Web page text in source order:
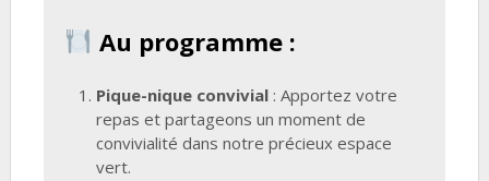
Au programme :
Pique-nique convivial : Apportez votre
repas et partageons un moment de
convivialité dans notre précieux espace
vert.